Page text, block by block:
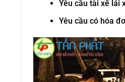
Yêu cầu tài xế lái
Yêu cầu có hóa